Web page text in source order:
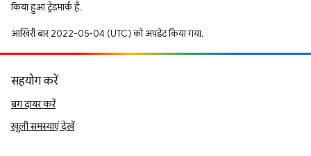
किया हुआ ट्रेडमार्क है.
आखिरी बार 2022-05-04 (UTC) को अपडेट किया गया.
सहयोग करें
बग दायर करें
खुली समस्याएं देखें